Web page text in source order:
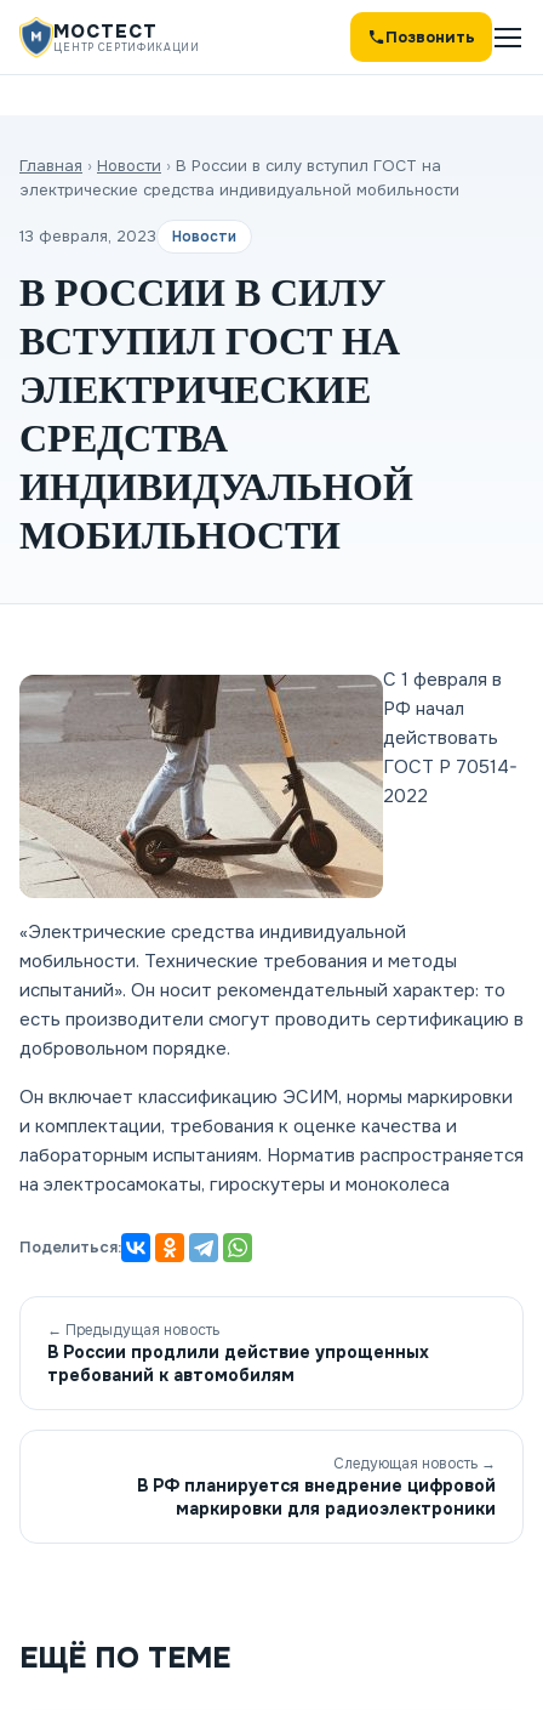
МОСТЕСТ
ЦЕНТР СЕРТИФИКАЦИИ Позвонить
Главная › Новости › В России в силу вступил ГОСТ на
электрические средства индивидуальной мобильности
13 февраля, 2023 Новости
В РОССИИ В СИЛУ
ВСТУПИЛ ГОСТ НА
ЭЛЕКТРИЧЕСКИЕ
СРЕДСТВА
ИНДИВИДУАЛЬНОЙ
МОБИЛЬНОСТИ
С 1 февраля в
РФ начал
действовать
ГОСТ Р 70514-
2022
«Электрические средства индивидуальной
мобильности. Технические требования и методы
испытаний». Он носит рекомендательный характер: то
есть производители смогут проводить сертификацию в
добровольном порядке.
Он включает классификацию ЭСИМ, нормы маркировки
и комплектации, требования к оценке качества и
лабораторным испытаниям. Норматив распространяется
на электросамокаты, гироскутеры и моноколеса
Поделиться:
← Предыдущая новость
В России продлили действие упрощенных
требований к автомобилям
Следующая новость →
В РФ планируется внедрение цифровой
маркировки для радиоэлектроники
ЕЩЁ ПО ТЕМЕ